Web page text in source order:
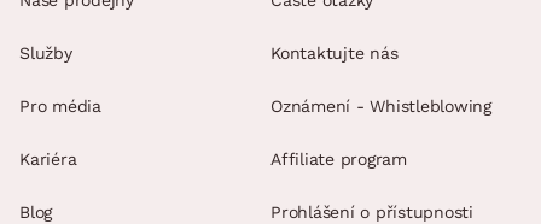
Služby
Pro média
Kariéra
Blog
Kontaktujte nás
Oznámení - Whistleblowing
Affiliate program
Prohlášení o přístupnosti